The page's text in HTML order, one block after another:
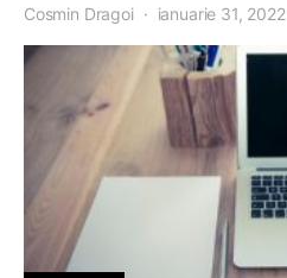
Cosmin Dragoi ianuarie 31, 2022